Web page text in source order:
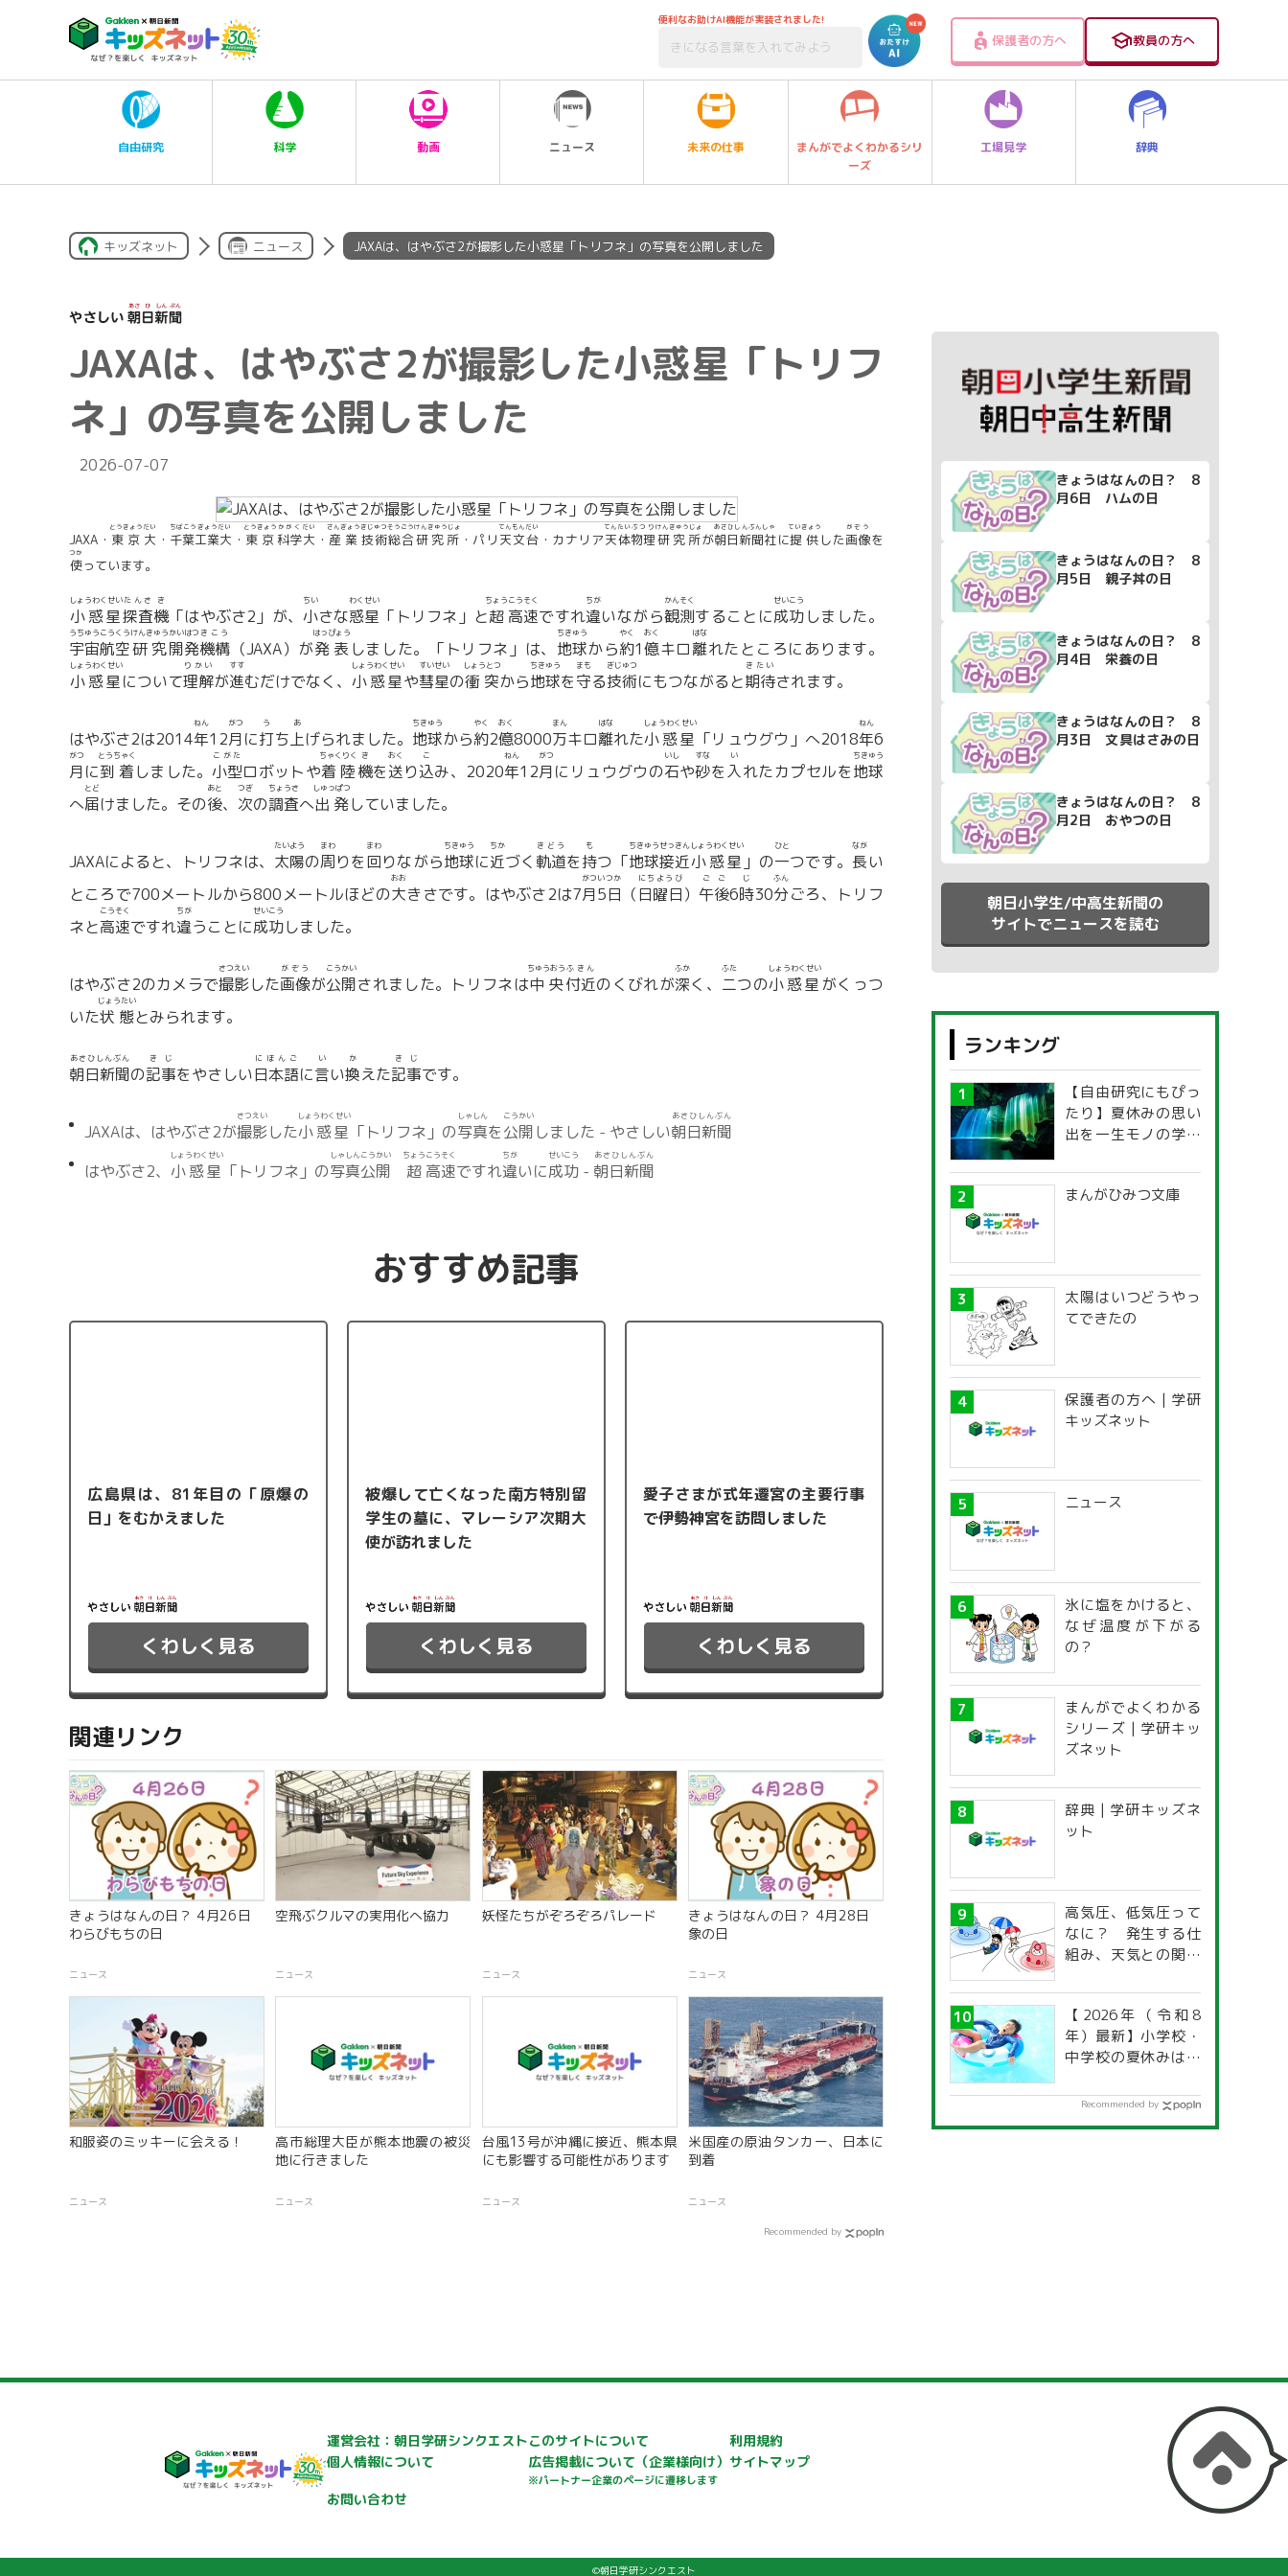
便利なお助けAI機能が実装されました!
保護者の方へ 教員の方へ
自由研究 科学 動画 ニュース 未来の仕事
まんがでよくわかるシリ
ーズ
工場見学 辞典
キッズネット ニュース JAXAは、はやぶさ2が撮影した小惑星「トリフネ」の写真を公開しました
JAXAは、はやぶさ2が撮影した小惑星「トリフ
ネ」の写真を公開しました
2026-07-07
JAXA・ 東京
とうきょう
大
だい
・ 千葉工業大
ちばこうぎょうだい
・ 東京
とうきょう
科学
かがく
大
だい
・ 産業
さんぎょう
技術
ぎじゅつ
総合
そうごう
研究所
けんきゅうじょ
・パリ 天文台
てんもんだい
・カナリア天体
てんたい
物理
ぶつり
研究所
けんきゅうじょ
が朝日新聞社
あさひしんぶんしゃ
に提供
ていきょう
した画像
がぞう
を
使
つか
っています。
小惑星
しょうわくせい
探査
たんさ
機
き
「はやぶさ2」が、 小
ちい
さな惑星
わくせい
「トリフネ」と超
ちょう
高速
こうそく
ですれ違
ちが
いながら観測
かんそく
することに成功
せいこう
しました。
宇宙
うちゅう
航空
こうくう
研究
けんきゅう
開発
かいはつ
機構
きこう
（JAXA）が発表
はっぴょう
しました。「トリフネ」は、 地球
ちきゅう
から約
やく
1億
おく
キロ離
はな
れたところにあります。
小惑星
しょうわくせい
について理解
りかい
が進
すす
むだけでなく、 小惑星
しょうわくせい
や彗星
すいせい
の衝突
しょうとつ
から地球
ちきゅう
を守
まも
る技術
ぎじゅつ
にもつながると期待
きたい
されます。
はやぶさ2は2014年
ねん
12月
がつ
に打
う
ち上
あ
げられました。 地球
ちきゅう
から約
やく
2億
おく
8000万
まん
キロ離
はな
れた小惑星
しょうわくせい
「リュウグウ」へ2018年
ねん
6
月
がつ
に到着
とうちゃく
しました。 小型
こがた
ロボットや着陸
ちゃくりく
機
き
を送
おく
り込
こ
み、2020年
ねん
12月
がつ
にリュウグウの石
いし
や砂
すな
を入
い
れたカプセルを地球
ちきゅう
へ届
とど
けました。その後
あと
、 次
つぎ
の調査
ちょうさ
へ出発
しゅっぱつ
していました。
JAXAによると、トリフネは、 太陽
たいよう
の周
まわ
りを回
まわ
りながら地球
ちきゅう
に近
ちか
づく 軌道
きどう
を持
も
つ「地球
ちきゅう
接近
せっきん
小惑星
しょうわくせい
」の一
ひと
つです。 長
なが
い
ところで700メートルから800メートルほどの大
おお
きさです。はやぶさ2は7月
がつ
5日
いつか
（日曜日
にちようび
） 午後
ごご
6時
じ
30分
ふん
ごろ、トリフ
ネと高速
こうそく
ですれ違
ちが
うことに成功
せいこう
しました。
はやぶさ2のカメラで撮影
さつえい
した画像
がぞう
が公開
こうかい
されました。トリフネは中央
ちゅうおう
付近
ふきん
のくびれが深
ふか
く、 二
ふた
つの小惑星
しょうわくせい
がくっつ
いた状態
じょうたい
とみられます。
朝日新聞
あさひしんぶん
の記事
きじ
をやさしい日本語
にほんご
に言
い
い換
か
えた記事
きじ
です。
JAXAは、はやぶさ2が撮影
さつえい
した小惑星
しょうわくせい
「トリフネ」の写真
しゃしん
を公開
こうかい
しました - やさしい朝日新聞
あさひしんぶん
はやぶさ2、 小惑星
しょうわくせい
「トリフネ」の写真
しゃしん
公開
こうかい
超
ちょう
高速
こうそく
ですれ違
ちが
いに成功
せいこう
- 朝日新聞
あさひしんぶん
おすすめ記事
広島県は、81年目の「原爆の
日」をむかえました
くわしく見る
被爆して亡くなった南方特別留
学生の墓に、マレーシア次期大
使が訪れました
くわしく見る
愛子さまが式年遷宮の主要行事
で伊勢神宮を訪問しました
くわしく見る
関連リンク
きょうはなんの日？ 4月26日
わらびもちの日
ニュース
空飛ぶクルマの実用化へ協力
ニュース
妖怪たちがぞろぞろパレード
ニュース
きょうはなんの日？ 4月28日
象の日
ニュース
和服姿のミッキーに会える！
ニュース
高市総理大臣が熊本地震の被災
地に行きました
ニュース
台風13号が沖縄に接近、熊本県
にも影響する可能性があります
ニュース
米国産の原油タンカー、日本に
到着
ニュース
Recommended by
きょうはなんの日？ 8
月6日 ハムの日
きょうはなんの日？ 8
月5日 親子丼の日
きょうはなんの日？ 8
月4日 栄養の日
きょうはなんの日？ 8
月3日 文具はさみの日
きょうはなんの日？ 8
月2日 おやつの日
朝日小学生/中高生新聞の
サイトでニュースを読む
ランキング
【自由研究にもぴっ
たり】夏休みの思い
出を一生モノの学び
探究ガイド
まんがひみつ文庫
太陽はいつどうやっ
てできたの
保護者の方へ | 学研
キッズネット
ニュース
氷に塩をかけると、
なぜ温度が下がる
の？
まんがでよくわかる
シリーズ | 学研キッ
ズネット
辞典 | 学研キッズネ
ット
高気圧、低気圧って
なに？ 発生する仕
組み、天気との関係
【2026年（令和8
年）最新】小学校・
中学校の夏休みはい
道府県別「夏季休暇
Recommended by
運営会社：朝日学研シンクエストこのサイトについて
利用規約
個人情報について
広告掲載について （企業様向け）
※パートナー企業のページに遷移します
サイトマップ
お問い合わせ
©朝日学研シンクエスト